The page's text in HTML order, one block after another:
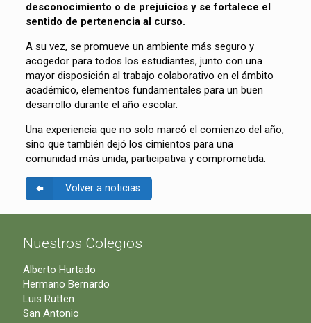
desconocimiento o de prejuicios y se fortalece el
sentido de pertenencia al curso.
A su vez, se promueve un ambiente más seguro y
acogedor para todos los estudiantes, junto con una
mayor disposición al trabajo colaborativo en el ámbito
académico, elementos fundamentales para un buen
desarrollo durante el año escolar.
Una experiencia que no solo marcó el comienzo del año,
sino que también dejó los cimientos para una
comunidad más unida, participativa y comprometida.
Volver a noticias
Nuestros Colegios
Alberto Hurtado
Hermano Bernardo
Luis Rutten
San Antonio